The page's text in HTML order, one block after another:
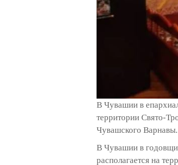
В Чувашии в
территории Свято-
Чувашского Варнавы.
В Чувашии в
располагается на